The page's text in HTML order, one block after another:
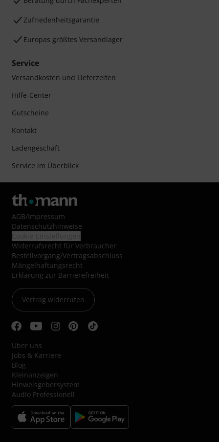
Zufriedenheitsgarantie
Europas größtes Versandlager
Service
Versandkosten und Lieferzeiten
Hilfe-Center
Gutscheine
Kontakt
Ladengeschäft
Service im Überblick
AGB/Impressum
Datenschutzhinweise
Widerrufsrecht für Verbraucher
Bestellvorgang/Vertragsabschluss
Mängelhaftungsrecht
Erklärung zur Barrierefreiheit
Vertrag widerrufen
Über uns
Jobs & Karriere
Blog
Kleinanzeigen
Hinweisgebersystem
Audio Professionell